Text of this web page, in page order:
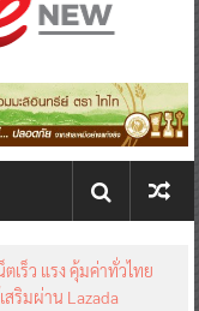
เร็ว แรง คุ้มค่าทั่วไทย
สริมผ่าน Lazada